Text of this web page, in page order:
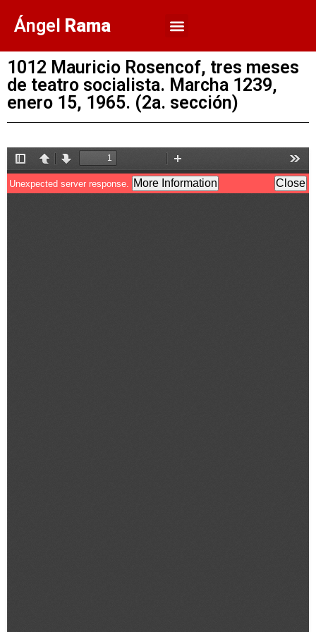
Ángel Rama
1012 Mauricio Rosencof, tres meses
de teatro socialista. Marcha 1239,
enero 15, 1965. (2a. sección)